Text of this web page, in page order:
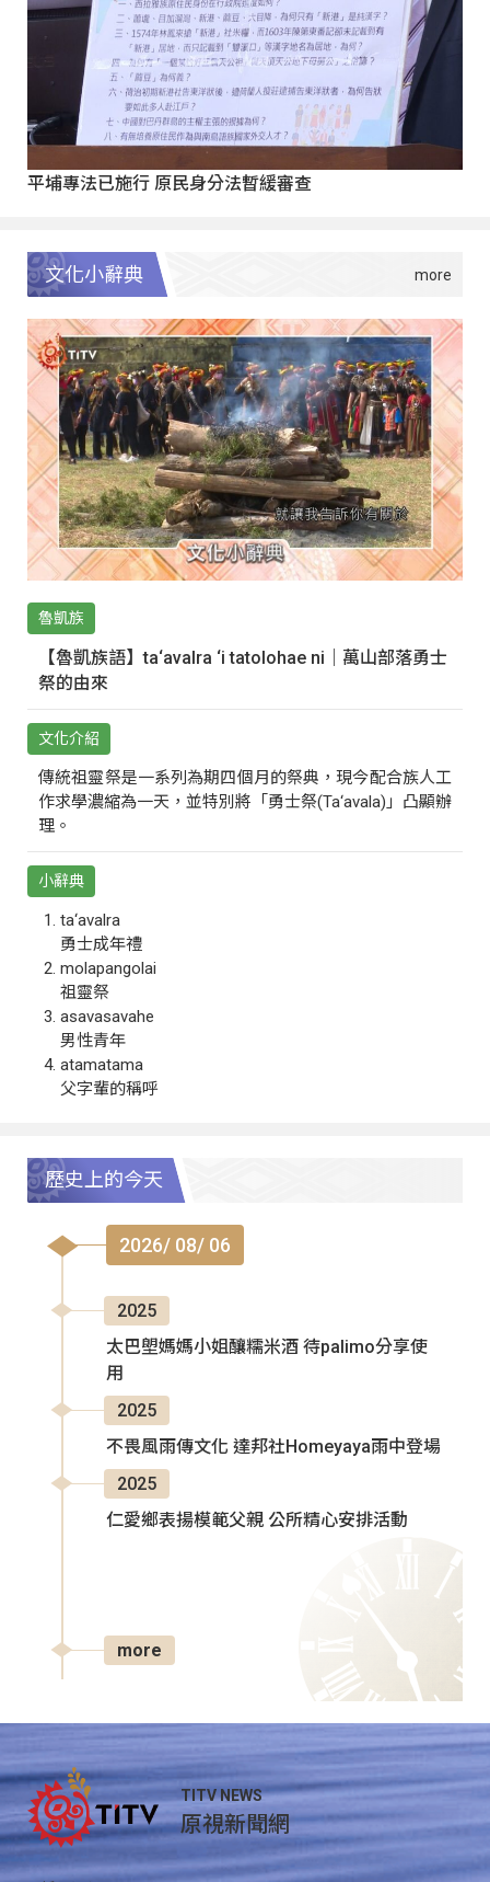
平埔專法已施行 原民身分法暫緩審查
文化小辭典
魯凱族
【魯凱族語】ta‘avalra ‘i tatolohae ni｜萬山部落勇士
祭的由來
文化介紹
傳統祖靈祭是一系列為期四個月的祭典，現今配合族人工
作求學濃縮為一天，並特別將「勇士祭(Ta‘avala)」凸顯辦
理。
小辭典
ta‘avalra
勇士成年禮
molapangolai
祖靈祭
asavasavahe
男性青年
atamatama
父字輩的稱呼
歷史上的今天
2026/ 08/ 06
2025
太巴塱媽媽小姐釀糯米酒 待palimo分享使
用
2025
不畏風雨傳文化 達邦社Homeyaya雨中登場
2025
仁愛鄉表揚模範父親 公所精心安排活動
more
TITV NEWS
原視新聞網